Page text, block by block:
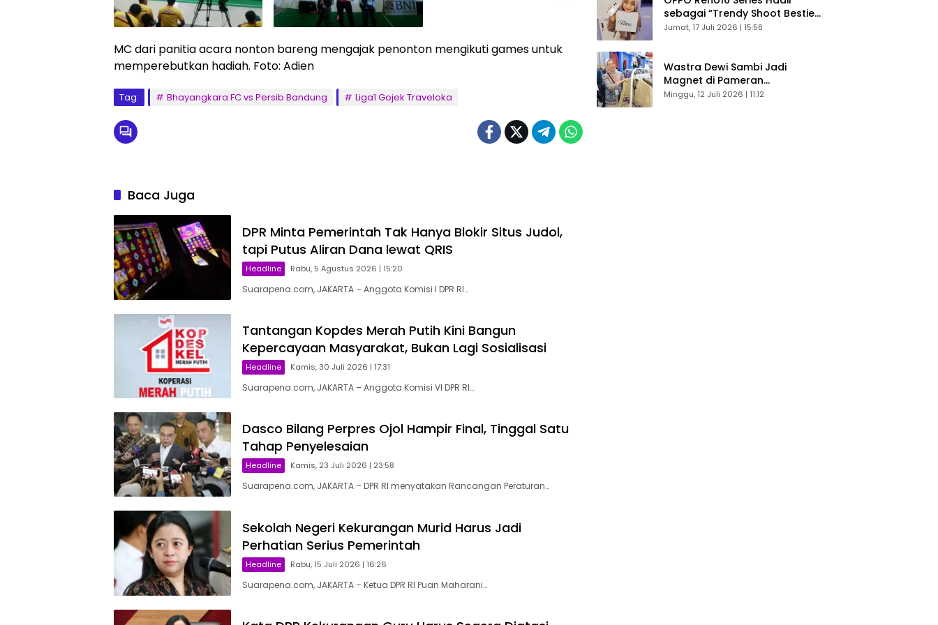
MC dari panitia acara nonton bareng mengajak penonton mengikuti games untuk
memperebutkan hadiah. Foto: Adien
Tag: Bhayangkara FC vs Persib Bandung Liga1 Gojek Traveloka
Baca Juga
DPR Minta Pemerintah Tak Hanya Blokir Situs Judol,
tapi Putus Aliran Dana lewat QRIS
Headline Rabu, 5 Agustus 2026 | 15:20
Suarapena.com, JAKARTA – Anggota Komisi I DPR RI…
Tantangan Kopdes Merah Putih Kini Bangun
Kepercayaan Masyarakat, Bukan Lagi Sosialisasi
Headline Kamis, 30 Juli 2026 | 17:31
Suarapena.com, JAKARTA – Anggota Komisi VI DPR RI…
Dasco Bilang Perpres Ojol Hampir Final, Tinggal Satu
Tahap Penyelesaian
Headline Kamis, 23 Juli 2026 | 23:58
Suarapena.com, JAKARTA – DPR RI menyatakan Rancangan Peraturan…
Sekolah Negeri Kekurangan Murid Harus Jadi
Perhatian Serius Pemerintah
Headline Rabu, 15 Juli 2026 | 16:26
Suarapena.com, JAKARTA – Ketua DPR RI Puan Maharani…
sebagai “Trendy Shoot Bestie”,
Bikin Konten Kreator Makin
Jumat, 17 Juli 2026 | 15:58
Wastra Dewi Sambi Jadi
Magnet di Pameran
Dekranasda, Banyak Diminati
Minggu, 12 Juli 2026 | 11:12